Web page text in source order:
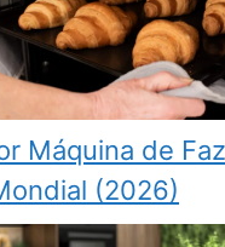
Máquina de
(2026)